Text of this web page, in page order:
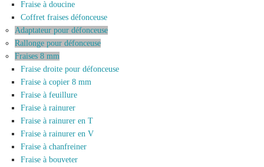
Fraise à doucine
Coffret fraises défonceuse
Adaptateur pour défonceuse
Rallonge pour défonceuse
Fraises 8 mm
Fraise droite pour défonceuse
Fraise à copier 8 mm
Fraise à feuillure
Fraise à rainurer
Fraise à rainurer en T
Fraise à rainurer en V
Fraise à chanfreiner
Fraise à bouveter